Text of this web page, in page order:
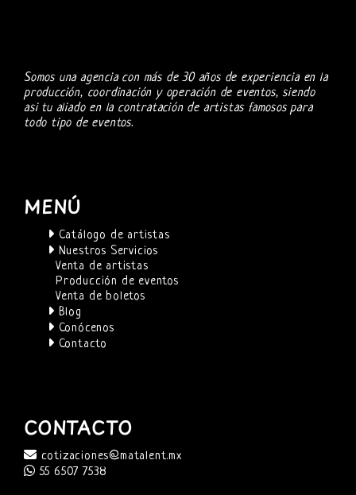
Somos una agencia con más de 30 años de experiencia en la
producción, coordinación y operación de eventos, siendo
asi tu aliado en la contratación de artistas famosos para
todo tipo de eventos.
MENÚ
Catálogo de artistas
Nuestros Servicios
Venta de artistas
Producción de eventos
Venta de boletos
Blog
Conócenos
Contacto
CONTACTO
cotizaciones@matalent.mx
55 6507 7538